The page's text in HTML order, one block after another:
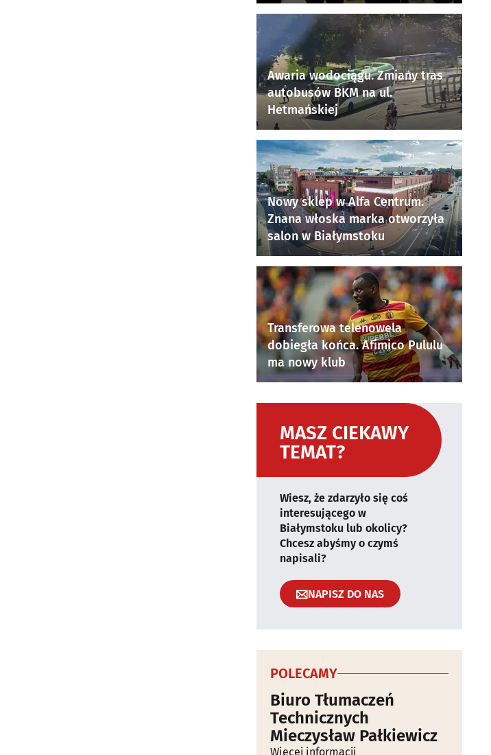
Awaria wodociągu. Zmiany tras
autobusów BKM na ul.
Hetmańskiej
Nowy sklep w Alfa Centrum.
Znana włoska marka otworzyła
salon w Białymstoku
Transferowa telenowela
dobiegła końca. Afimico Pululu
ma nowy klub
MASZ CIEKAWY
TEMAT?
Wiesz, że zdarzyło się coś
interesującego w
Białymstoku lub okolicy?
Chcesz abyśmy o czymś
napisali?
NAPISZ DO NAS
POLECAMY
Biuro Tłumaczeń
Technicznych
Mieczysław Pałkiewicz
Więcej informacji